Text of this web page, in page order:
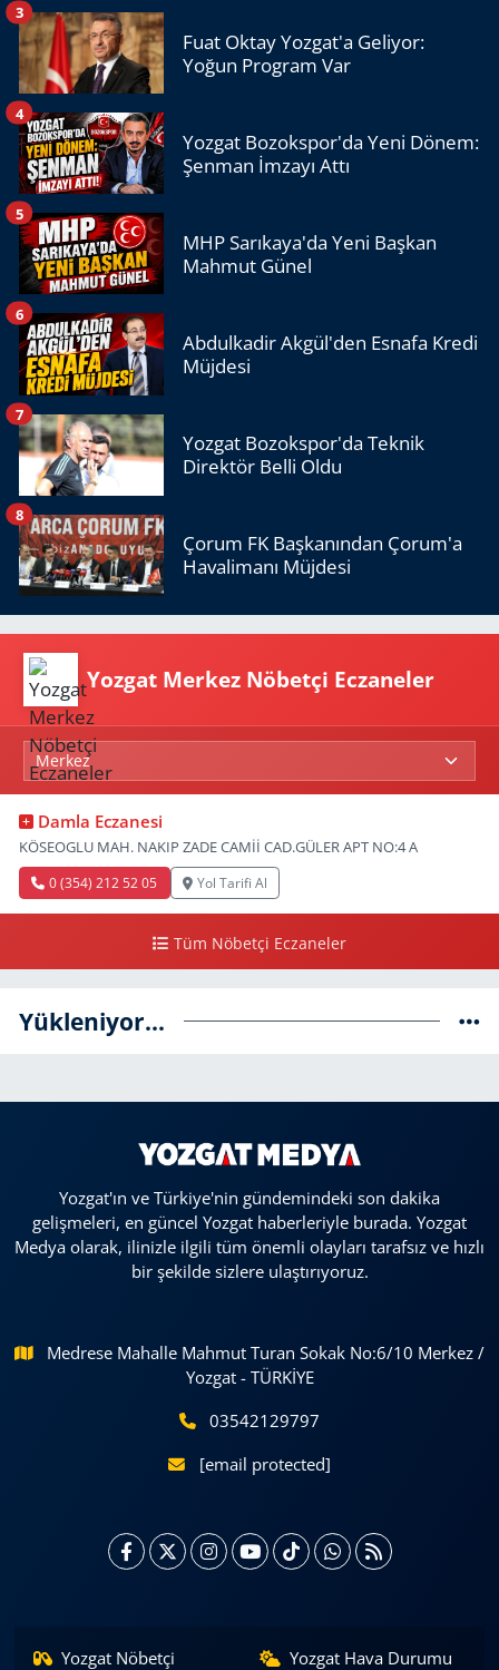
Fuat Oktay Yozgat'a Geliyor:
Yoğun Program Var
3
Yozgat Bozokspor'da Yeni Dönem:
Şenman İmzayı Attı
4
MHP Sarıkaya'da Yeni Başkan
Mahmut Günel
5
Abdulkadir Akgül'den Esnafa Kredi
Müjdesi
6
Yozgat Bozokspor'da Teknik
Direktör Belli Oldu
7
Çorum FK Başkanından Çorum'a
Havalimanı Müjdesi
8
Yozgat Merkez Nöbetçi Eczaneler
Damla Eczanesi
KÖSEOGLU MAH. NAKIP ZADE CAMİİ CAD.GÜLER APT NO:4 A
0 (354) 212 52 05 Yol Tarifi Al
Tüm Nöbetçi Eczaneler
Yükleniyor...
Yozgat'ın ve Türkiye'nin gündemindeki son dakika
gelişmeleri, en güncel Yozgat haberleriyle burada. Yozgat
Medya olarak, ilinizle ilgili tüm önemli olayları tarafsız ve hızlı
bir şekilde sizlere ulaştırıyoruz.
Medrese Mahalle Mahmut Turan Sokak No:6/10 Merkez /
Yozgat - TÜRKİYE
03542129797
[email protected]
Yozgat Nöbetçi
Yozgat Hava Durumu